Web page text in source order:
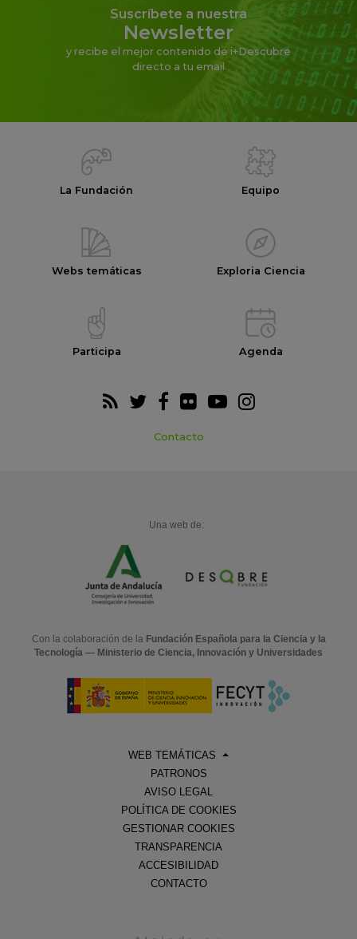
Suscríbete a nuestra
Newsletter
y recibe el mejor contenido de i+Descubre
directo a tu email
La Fundación Equipo
Webs temáticas Exploria Ciencia
Participa Agenda
Contacto
Una web de:
Con la colaboración de la Fundación Española para la Ciencia y la
Tecnología — Ministerio de Ciencia, Innovación y Universidades
WEB TEMÁTICAS
PATRONOS
AVISO LEGAL
POLÍTICA DE COOKIES
GESTIONAR COOKIES
TRANSPARENCIA
ACCESIBILIDAD
CONTACTO